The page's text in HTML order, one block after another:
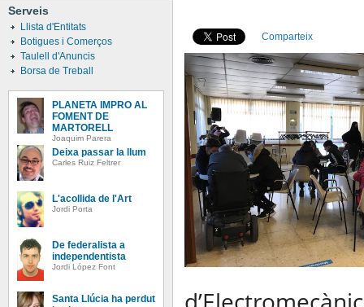
Serveis
Llista d'Entitats
Botigues i Comerços
Taulell d'Anuncis
Borsa de Treball
PLANETA IMPRO AL
FOMENT DE
MARTORELL
Joaquim Parera
Deixa passar la llum
Carles Ruiz Feltrer
L'acollida de l'Art
Jordi Porta
De federalista a
independentista
Jordi López Font
Santa Llúcia ha perdut
Comparteix